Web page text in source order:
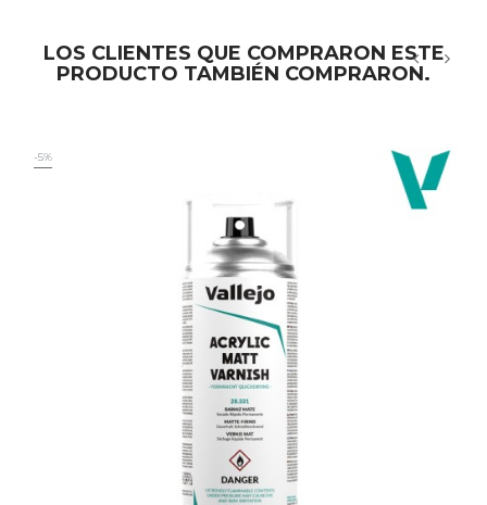
LOS CLIENTES QUE COMPRARON ESTE
PRODUCTO TAMBIÉN COMPRARON.
-5%